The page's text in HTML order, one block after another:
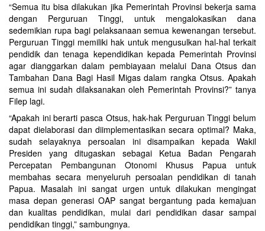
“Semua itu bisa dilakukan jika Pemerintah Provinsi bekerja sama
dengan Perguruan Tinggi, untuk mengalokasikan dana
sedemikian rupa bagi pelaksanaan semua kewenangan tersebut.
Perguruan Tinggi memiliki hak untuk mengusulkan hal-hal terkait
pendidik dan tenaga kependidikan kepada Pemerintah Provinsi
agar dianggarkan dalam pembiayaan melalui Dana Otsus dan
Tambahan Dana Bagi Hasil Migas dalam rangka Otsus. Apakah
semua ini sudah dilaksanakan oleh Pemerintah Provinsi?” tanya
Filep lagi.
“Apakah ini berarti pasca Otsus, hak-hak Perguruan Tinggi belum
dapat dielaborasi dan diimplementasikan secara optimal? Maka,
sudah selayaknya persoalan ini disampaikan kepada Wakil
Presiden yang ditugaskan sebagai Ketua Badan Pengarah
Percepatan Pembangunan Otonomi Khusus Papua untuk
membahas secara menyeluruh persoalan pendidikan di tanah
Papua. Masalah ini sangat urgen untuk dilakukan mengingat
masa depan generasi OAP sangat bergantung pada kemajuan
dan kualitas pendidikan, mulai dari pendidikan dasar sampai
pendidikan tinggi,” sambungnya.